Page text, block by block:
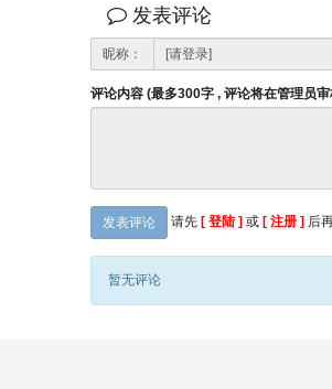
发表评论
昵称：
评论内容 (最多300字 , 评论将在管理员
发表评论 请先 [ 登陆 ] 或 [ 注册 ] 后
暂无评论